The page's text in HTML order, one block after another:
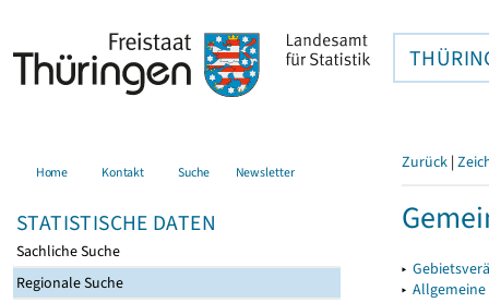
Home Kontakt Suche Newsletter
STATISTISCHE DATEN
Sachliche Suche
Regionale Suche
Zurück |
▸
▸